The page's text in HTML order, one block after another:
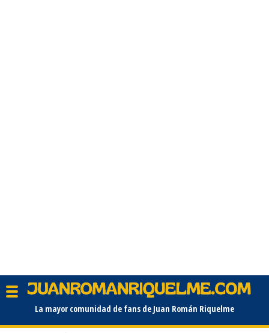
La mayor comunidad de fans de Juan Román Riquelme